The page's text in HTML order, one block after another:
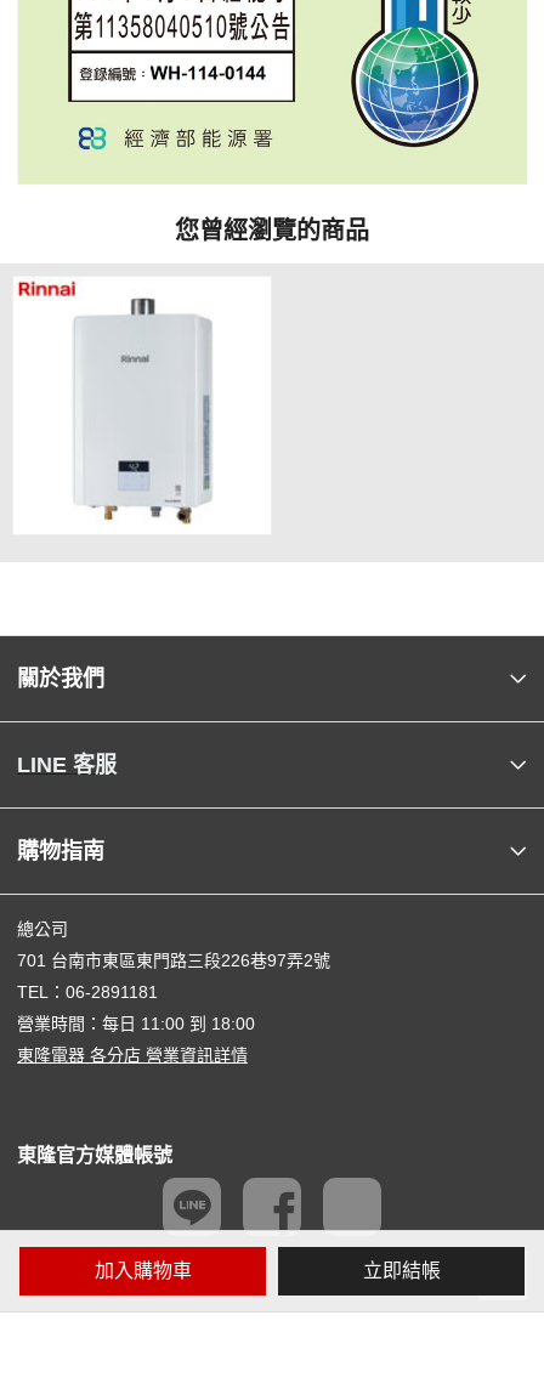
加入購物車 立即結帳
您曾經瀏覽的商品
關於我們
LINE 客服
購物指南
總公司
701 台南市東區東門路三段226巷97弄2號
TEL： 06-2891181
營業時間：每日 11:00 到 18:00
東隆電器 各分店 營業資訊詳情
東隆官方媒體帳號